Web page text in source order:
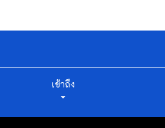
เข้าถึง
arrow_drop_down